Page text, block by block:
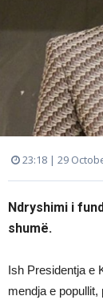
23:18 | 29
Ndryshimi i
shumë.
Ish Presidentja e
mendja e